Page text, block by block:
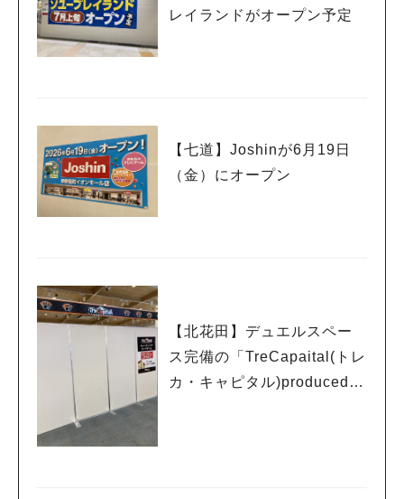
レイランドがオープン予定
【七道】Joshinが6月19日
（金）にオープン
【北花田】デュエルスペー
ス完備の「TreCapaital(トレ
カ・キャピタル)produced b